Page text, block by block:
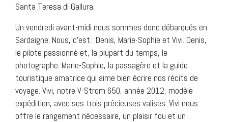
Santa Teresa di Gallura.
Un vendredi avant-midi nous sommes donc débarqués en
Sardaigne. Nous, c’est : Denis, Marie-Sophie et Vivi. Denis,
le pilote passionné et, la plupart du temps, le
photographe. Marie-Sophie, la passagère et la guide
touristique amatrice qui aime bien écrire nos récits de
voyage. Vivi, notre V-Strom 650, année 2012, modèle
expédition, avec ses trois précieuses valises. Vivi nous
offre le rangement nécessaire, un plaisir fou et un